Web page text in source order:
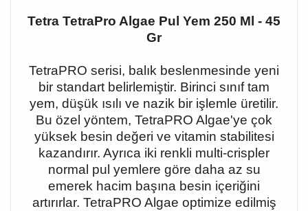
Tetra TetraPro Algae Pul Yem 250 Ml - 45
Gr
TetraPRO serisi, balık beslenmesinde yeni
bir standart belirlemiştir. Birinci sınıf tam
yem, düşük ısılı ve nazik bir işlemle üretilir.
Bu özel yöntem, TetraPRO Algae'ye çok
yüksek besin değeri ve vitamin stabilitesi
kazandırır. Ayrıca iki renkli multi-crispler
normal pul yemlere göre daha az su
emerek hacim başına besin içeriğini
artırırlar. TetraPRO Algae optimize edilmiş